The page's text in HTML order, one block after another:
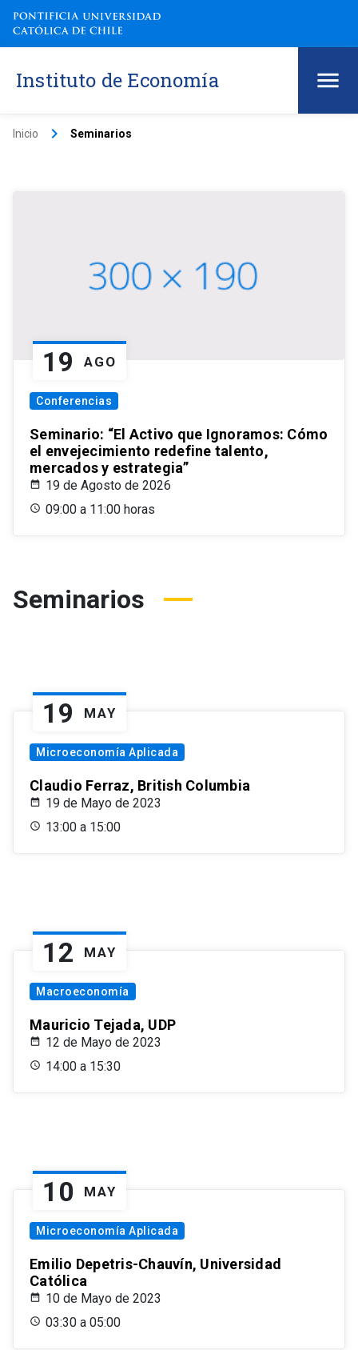
Instituto de Economía
Inicio keyboard_arrow_right Seminarios
19 AGO
Conferencias
Seminario: “El Activo que Ignoramos: Cómo
el envejecimiento redefine talento,
mercados y estrategia”
19 de Agosto de 2026
09:00 a 11:00 horas
Seminarios
19 MAY
Microeconomía Aplicada
Claudio Ferraz, British Columbia
19 de Mayo de 2023
13:00 a 15:00
12 MAY
Macroeconomía
Mauricio Tejada, UDP
12 de Mayo de 2023
14:00 a 15:30
10 MAY
Microeconomía Aplicada
Emilio Depetris-Chauvín, Universidad
Católica
10 de Mayo de 2023
03:30 a 05:00